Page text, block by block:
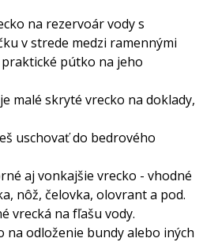
na rezervoár vody s
v strede medzi ramennými
pútko na jeho
malé skryté vrecko na doklady,
uschovať do bedrového
aj vonkajšie vrecko - vhodné
nôž, čelovka, olovrant a pod.
vrecká na fľašu vody.
na odloženie bundy alebo iných